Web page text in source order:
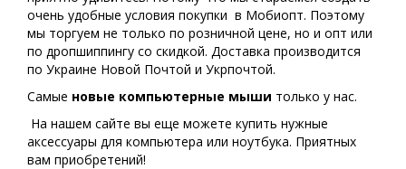
очень удобные условия покупки в Мобиопт. Поэтому
мы торгуем не только по розничной цене, но и опт или
по дропшиппингу со скидкой. Доставка производится
по Украине Новой Почтой и Укрпочтой.
Самые новые компьютерные мыши только у нас.
На нашем сайте вы еще можете купить нужные
аксессуары для компьютера или ноутбука. Приятных
вам приобретений!